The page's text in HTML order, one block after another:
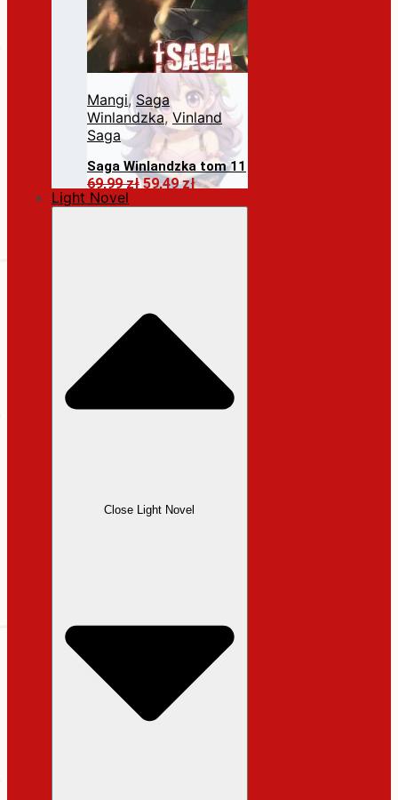
Mangi, Saga
Winlandzka, Vinland
Saga
Saga Winlandzka tom 11
69,99złPierwotna
59,49złAktualna
Dodaj do koszyka
Light Novel
Close Light Novel